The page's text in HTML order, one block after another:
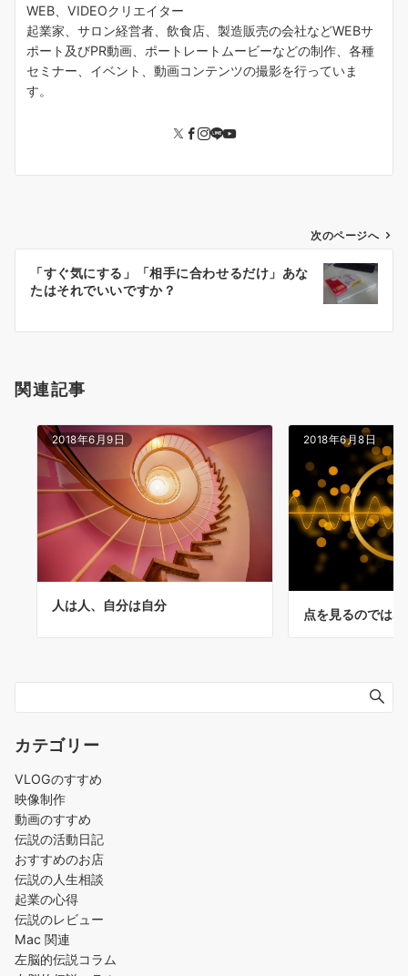
WEB、VIDEOクリエイター
起業家、サロン経営者、飲食店、製造販売の会社などWEBサ
ポート及びPR動画、ポートレートムービーなどの制作、各種
セミナー、イベント、動画コンテンツの撮影を行っていま
す。
稿
ョ
次のページへ
「すぐ気にする」「相手に合わせるだけ」あな
たはそれでいいですか？
関連記事
2018年6月9日
人は人、自分は自分
2018年6月8日
点を見るのでは
カテゴリー
VLOGのすすめ
映像制作
動画のすすめ
伝説の活動日記
おすすめのお店
伝説の人生相談
起業の心得
伝説のレビュー
Mac 関連
左脳的伝説コラム